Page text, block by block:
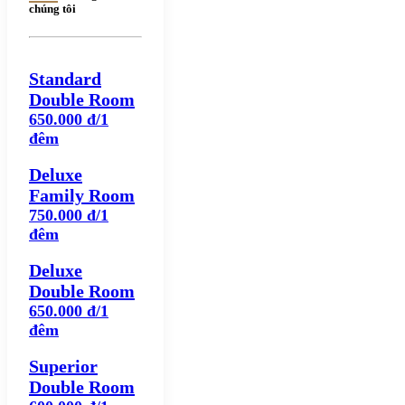
chúng tôi
Standard
Double Room
650.000 đ/1
đêm
Deluxe
Family Room
750.000 đ/1
đêm
Deluxe
Double Room
650.000 đ/1
đêm
Superior
Double Room